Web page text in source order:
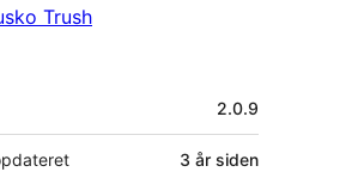
Trush
2.0.9
3 år siden